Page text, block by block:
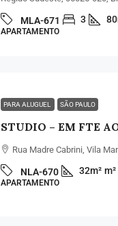
MLA-671 3
APARTAMENTO
PARA ALUGUEL SÃO PAULO
Rua Madre Cabrini, Vila
NLA-670 32m² m²
APARTAMENTO